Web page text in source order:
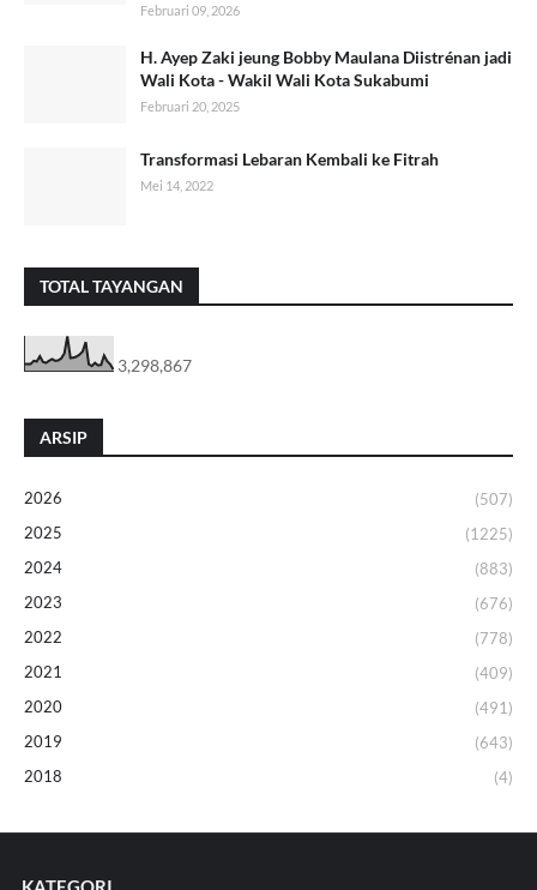
Februari 09, 2026
H. Ayep Zaki jeung Bobby Maulana Diistrénan jadi
Wali Kota - Wakil Wali Kota Sukabumi
Februari 20, 2025
Transformasi Lebaran Kembali ke Fitrah
Mei 14, 2022
TOTAL TAYANGAN
3,298,867
ARSIP
2026
(507)
2025
(1225)
2024
(883)
2023
(676)
2022
(778)
2021
(409)
2020
(491)
2019
(643)
2018
(4)